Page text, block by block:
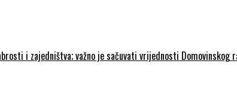
i zajedništva; važno je sačuvati vrijednosti Domovinskog